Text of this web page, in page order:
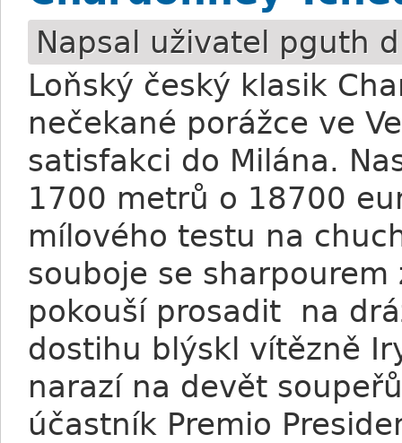
Napsal uživatel pguth
Loňský český klasik
nečekané porážce ve
satisfakci do Milána.
1700 metrů o 18700
mílového testu na
souboje se
pokouší prosadit na
dostihu blýskl vítězně
narazí na devět
účastník Premio